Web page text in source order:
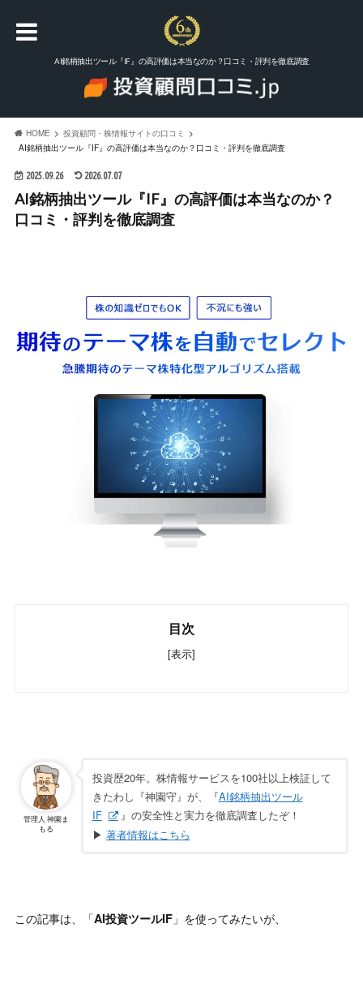
AI銘柄抽出ツール『IF』の高評価は本当なのか？口コミ・評判を徹底調査
HOME
投資顧問・株情報サイトの口コミ
AI銘柄抽出ツール『IF』の高評価は本当なのか？口コミ・評判を徹底調査
2025.09.26 2026.07.07
AI銘柄抽出ツール『IF』の高評価は本当なのか？
口コミ・評判を徹底調査
目次
[表示]
管理人 神園ま
もる
投資歴20年。株情報サービスを100社以上検証して
きたわし『神園守』が、『AI銘柄抽出ツール
IF
』の安全性と実力を徹底調査したぞ！
▶ 著者情報はこちら
この記事は、「AI投資ツールIF」を使ってみたいが、